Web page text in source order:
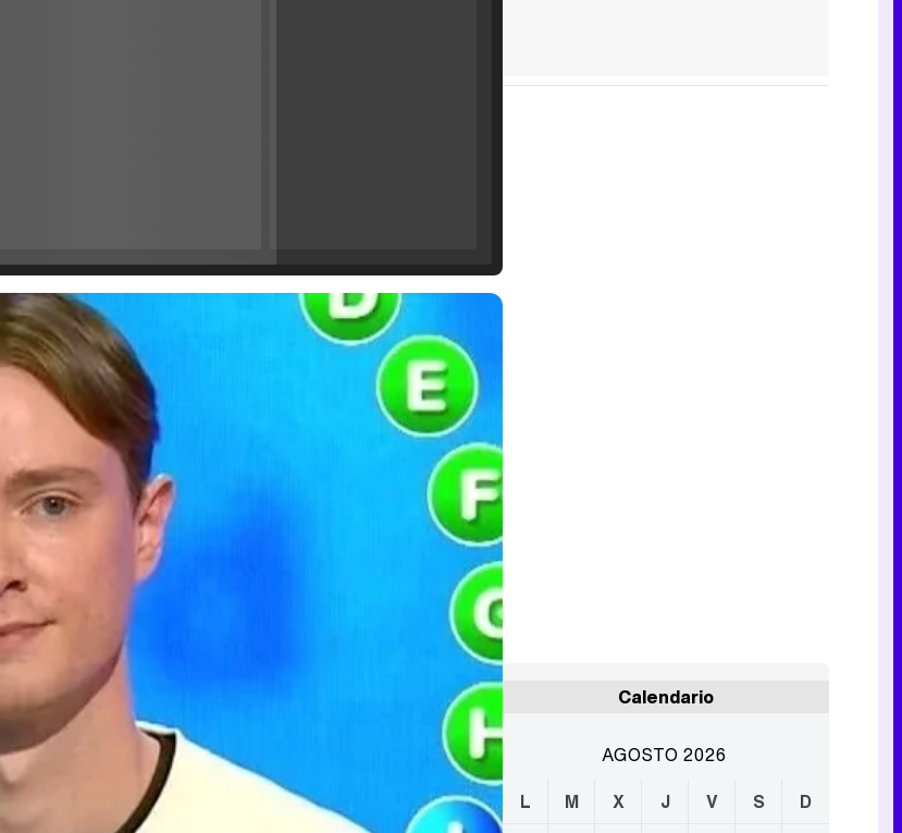
Tráiler de la tercera temporada de 'The Walking Dead: Dead City' de AMC+
Canción ganadora de Eurovisión 2026: DARA con "Bangaranga" por Bulgaria
Calendario
AGOSTO 2026
L
M X J V S
D